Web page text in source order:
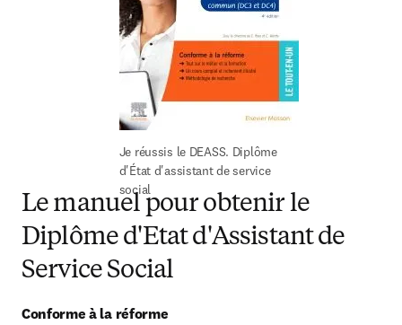
Je réussis le DEASS. Diplôme
d'État d'assistant de service
social
Le manuel pour obtenir le
Diplôme d'Etat d'Assistant de
Service Social
Conforme à la réforme